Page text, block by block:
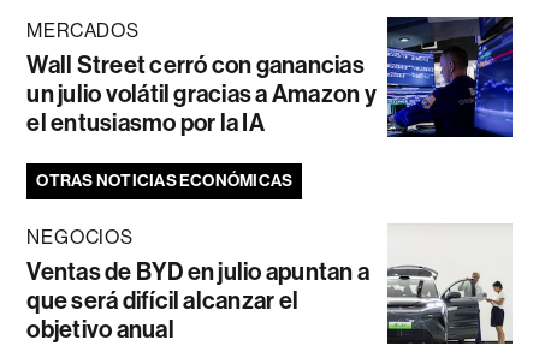
MERCADOS
Wall Street cerró con ganancias
un julio volátil gracias a Amazon y
el entusiasmo por la IA
OTRAS NOTICIAS ECONÓMICAS
NEGOCIOS
Ventas de BYD en julio apuntan a
que será difícil alcanzar el
objetivo anual